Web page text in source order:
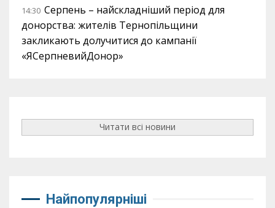
14:30 Серпень – найскладніший період для
донорства: жителів Тернопільщини
закликають долучитися до кампанії
«ЯСерпневийДонор»
Читати всі новини
Найпопулярніші